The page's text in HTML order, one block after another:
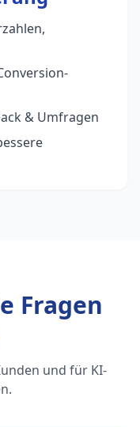
& Umfragen
Fragen
und für KI-